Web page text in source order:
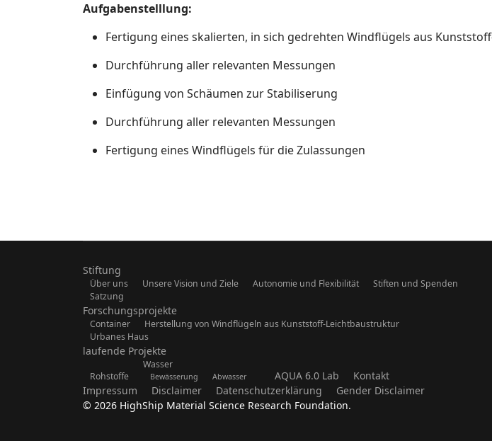
Aufgabenstelllung:
Fertigung eines skalierten, in sich gedrehten Windflügels aus
Durchführung aller relevanten Messungen
Einfügung von Schäumen zur Stabiliserung
Durchführung aller relevanten Messungen
Fertigung eines Windflügels für die Zulassungen
Stiftung
Über uns Unsere Vision und Ziele Autonomie und Flexibilität
Stiften und Spenden
Satzung
Forschungsprojekte
Container
Herstellung von Windflügeln aus Kunststoff-Leichtbaustruktur
Urbanes Haus
laufende Projekte
Rohstoffe
Wasser
Bewässerung Abwasser AQUA 6.0 Lab
Kontakt
Impressum
Disclaimer Datenschutzerklärung
Gender Disclaimer
© 2026 HighShip Material Science Research Foundation.